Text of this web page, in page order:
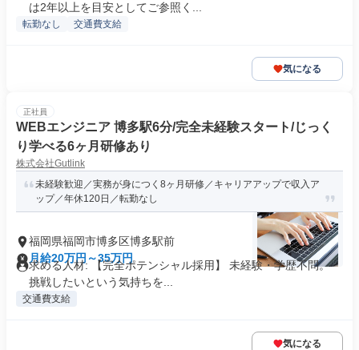
は2年以上を目安としてご参照く...
転勤なし 交通費支給
気になる
正社員
WEBエンジニア 博多駅6分/完全未経験スタート/じっく
り学べる6ヶ月研修あり
株式会社Gutlink
未経験歓迎／実務が身につく8ヶ月研修／キャリアアップで収入ア
ップ／年休120日／転勤なし
福岡県福岡市博多区博多駅前
月給20万円～35万円
求める人材: 【完全ポテンシャル採用】 未経験・学歴不問。
挑戦したいという気持ちを...
交通費支給
気になる